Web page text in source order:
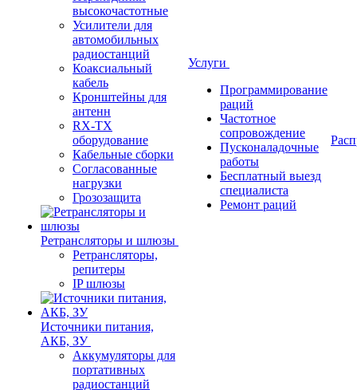
высокочастотные
Усилители для
автомобильных
радиостанций
Коаксиальный
кабель
Кронштейны для
антенн
RX-TX
оборудование
Кабельные сборки
Согласованные
нагрузки
Грозозащита
Ретрансляторы и шлюзы
Ретрансляторы,
репитеры
IP шлюзы
Источники питания,
АКБ, ЗУ
Аккумуляторы для
портативных
радиостанций
Услуги
Программирование
раций
Частотное
сопровождение
Пусконаладочные
работы
Бесплатный выезд
специалиста
Ремонт раций